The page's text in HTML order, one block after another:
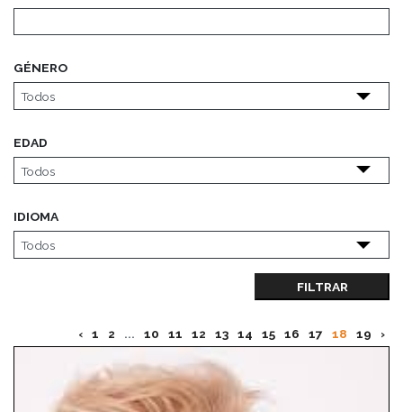
GÉNERO
EDAD
IDIOMA
FILTRAR
‹ 1 2 ... 10 11 12 13 14 15 16 17 18 19 ›